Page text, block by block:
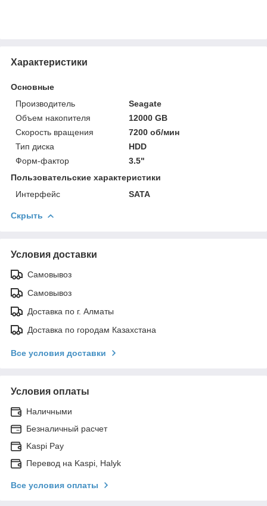
Характеристики
Основные
Производитель
Seagate
Объем накопителя
12000 GB
Скорость вращения
7200 об/мин
Тип диска
HDD
Форм-фактор
3.5"
Пользовательские характеристики
Интерфейс
SATA
Скрыть
Условия доставки
Самовывоз
Самовывоз
Доставка по г. Алматы
Доставка по городам Казахстана
Все условия доставки
Условия оплаты
Наличными
Безналичный расчет
Kaspi Pay
Перевод на Kaspi, Halyk
Все условия оплаты